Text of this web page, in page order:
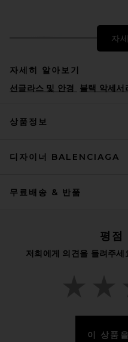
Chimi Solstice Sunglasses in
자
자세히 알아보기
선글라스 및 안경
블랙 악세서
상품정보
디자이너 BALENCIAGA
무료배송 & 반품
평점
저희에게 의견을 들려주세
이 상품